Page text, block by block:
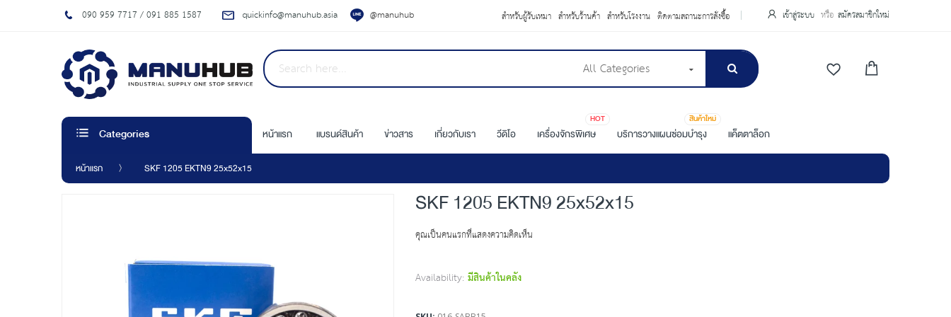
090 959 7717 / 091 885 1587 quickinfo@manuhub.asia @manuhub สำหรับผู้รับเหมา สำหรับร้านค้า สำหรับโรงงาน ติดตามสถานะการสั่งซื้อ เข้าสู่ระบบ สมัครสมาชิกใหม่
All Categories
Categories หน้าแรก แบรนด์สินค้า ข่าวสาร เกี่ยวกับเรา วีดิโอ เครื่องจักรพิเศษ
HOT
บริการวางแผนซ่อมบำรุง
สินค้าใหม่
แค็ตตาล็อก
หน้าแรก SKF 1205 EKTN9 25x52x15
SKF 1205 EKTN9 25x52x15
คุณเป็นคนแรกที่แสดงความคิดเห็น
Availability: มีสินค้าในคลัง